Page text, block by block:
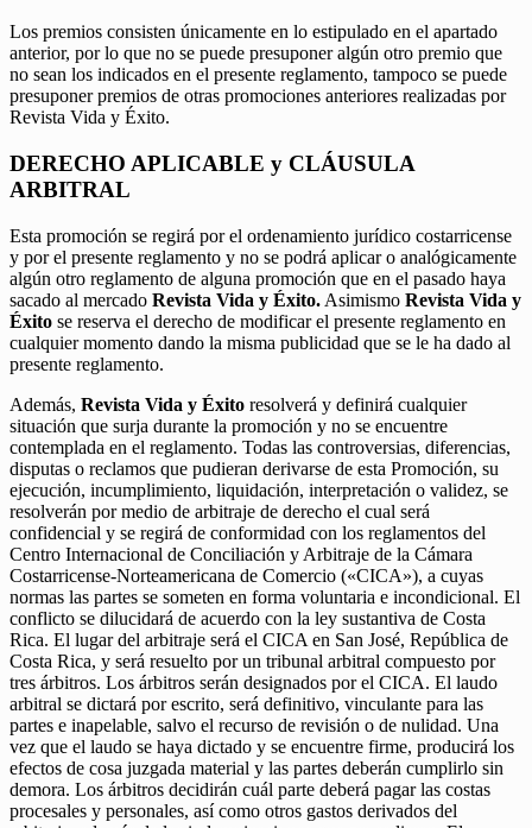
Los premios consisten únicamente en lo estipulado en el apartado
anterior, por lo que no se puede presuponer algún otro premio que
no sean los indicados en el presente reglamento, tampoco se puede
presuponer premios de otras promociones anteriores realizadas por
Revista Vida y Éxito.
DERECHO APLICABLE y CLÁUSULA
ARBITRAL
Esta promoción se regirá por el ordenamiento jurídico costarricense
y por el presente reglamento y no se podrá aplicar o analógicamente
algún otro reglamento de alguna promoción que en el pasado haya
sacado al mercado Revista Vida y Éxito. Asimismo Revista Vida y
Éxito se reserva el derecho de modificar el presente reglamento en
cualquier momento dando la misma publicidad que se le ha dado al
presente reglamento.
Además, Revista Vida y Éxito resolverá y definirá cualquier
situación que surja durante la promoción y no se encuentre
contemplada en el reglamento. Todas las controversias, diferencias,
disputas o reclamos que pudieran derivarse de esta Promoción, su
ejecución, incumplimiento, liquidación, interpretación o validez, se
resolverán por medio de arbitraje de derecho el cual será
confidencial y se regirá de conformidad con los reglamentos del
Centro Internacional de Conciliación y Arbitraje de la Cámara
Costarricense-Norteamericana de Comercio («CICA»), a cuyas
normas las partes se someten en forma voluntaria e incondicional. El
conflicto se dilucidará de acuerdo con la ley sustantiva de Costa
Rica. El lugar del arbitraje será el CICA en San José, República de
Costa Rica, y será resuelto por un tribunal arbitral compuesto por
tres árbitros. Los árbitros serán designados por el CICA. El laudo
arbitral se dictará por escrito, será definitivo, vinculante para las
partes e inapelable, salvo el recurso de revisión o de nulidad. Una
vez que el laudo se haya dictado y se encuentre firme, producirá los
efectos de cosa juzgada material y las partes deberán cumplirlo sin
demora. Los árbitros decidirán cuál parte deberá pagar las costas
procesales y personales, así como otros gastos derivados del